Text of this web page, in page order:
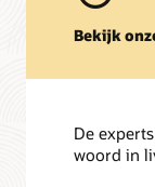
My Oracle
Beleid en
Bekijk
De
woord in